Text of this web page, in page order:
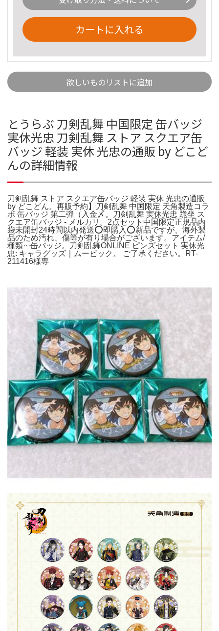
カートに入れる
欲しいものリストに追加
とうらぶ 刀剣乱舞 中国限定 缶バッジ
実休光忠 刀剣乱舞 ストア スクエア缶
バッジ 軽装 実休 光忠の通販 by どこど
んの詳細情報
刀剣乱舞 ストア スクエア缶バッジ 軽装 実休 光忠の通販
by どこどん。再販予約】刀剣乱舞 中国限定 天角製造コラ
ボ 缶バッジ 第二弾（入金〆。刀剣乱舞 実休光忠 跪坐 ス
クエア缶バッジ - メルカリ。2点セット中国限定正規品内
袋未開封24時間以内発送⭕️即購入⭕️新品ですが、海外製
品のため汚れ、傷等が有り場合がございます。アイテム/
種類···缶バッジ。刀剣乱舞ONLINE ピンズセット 実休光
忠: キャラグッズ｜ムービック。 ご了承ください。RT-
211416様専